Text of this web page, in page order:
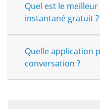
Quel est le
instantané gratuit ?
Quelle application
conversation ?